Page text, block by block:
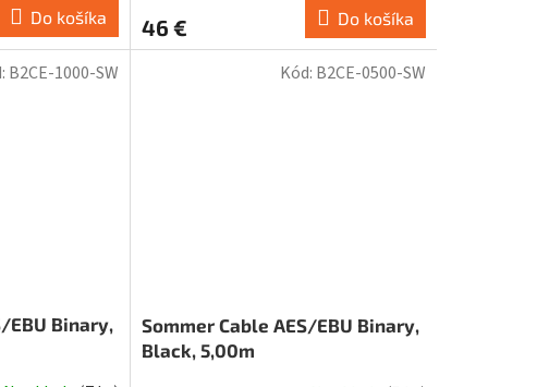
Do košíka 46 € Do košíka
EBU Binary,
B2CE-1000-SW
Sommer Cable AES/EBU Binary,
Black, 5,00m
Kód: B2CE-0500-SW